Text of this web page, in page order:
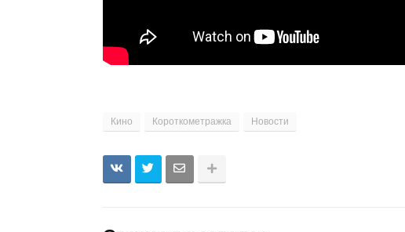
Кино Короткометражка Новости